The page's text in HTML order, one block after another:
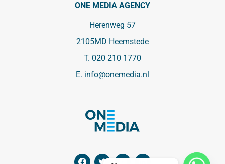
ONE MEDIA AGENCY
Herenweg 57
2105MD Heemstede
T. 020 210 1770
E. info@onemedia.nl